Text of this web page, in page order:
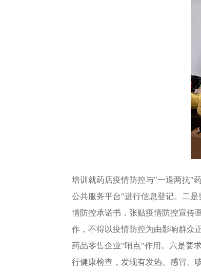
培训就药店疫情防控与"一退两抗"
公共服务平台"进行信息登记。二
情防控承诺书，张贴疫情防控宣传
作，不得以疫情防控为由影响群众
药品零售企业"哨点"作用。六是要
行健康检查，发现有发热、感冒、